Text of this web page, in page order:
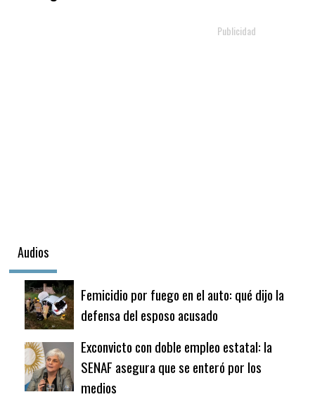
Audios
Femicidio por fuego en el auto: qué dijo la
defensa del esposo acusado
Exconvicto con doble empleo estatal: la
SENAF asegura que se enteró por los
medios